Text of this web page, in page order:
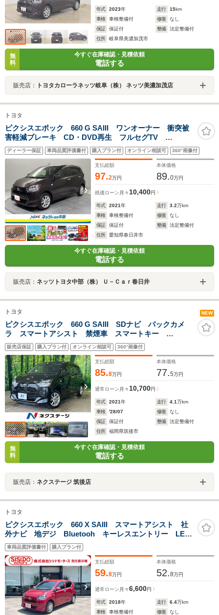
年式 2023年 走行 15km
車検
車検整備付 修復
なし
保証
保証付 整備
法定整備付
住所
岐阜県美濃加茂市
無
料
今すぐ在庫確認・見積依頼
電話する
販売店： トヨタカローラネッツ岐阜（株） ネッツ美濃加茂店
トヨタ
ピクシスエポック 660 G SAIII ワンオーナー 衝突被
害軽減ブレーキ CD・DVD再生 フルセグTV
Bluetooth ドライブレコーダー 純正アルミホイール
LEDヘッドライト スマートキー2個 ETC バックモニ
ター シートヒーター
ディーラー保証 車両品質評価書付 購入プラン付 オンライン相談可 360°画像付
支払総額
97.2万円
本体価格
89.0万円
残価ローン 月々 10,400円
年式 2021年 走行 3.2万km
車検
車検整備付 修復
なし
保証
保証付 整備
法定整備付
住所
愛知県春日井市
今すぐ在庫確認・見積依頼
電話する
販売店： ネッツトヨタ中部（株） Ｕ－Ｃａｒ春日井
トヨタ NEW
ピクシスエポック 660 G SAIII SDナビ バックカメ
ラ スマートアシスト 禁煙車 スマートキー
Bluetooth フルセグ シートヒーター コーナーセンサ
ー アイドリングストップ オートライト オートエア
コン 純正14インチAW
販売店保証 購入プラン付 オンライン相談可 360°画像付
支払総額
85.8万円
本体価格
77.5万円
通常ローン 月々 10,700円
年式 2021年 走行 4.1万km
車検
'28/07 修復
なし
保証
保証付 整備
法定整備付
住所
福岡県筑後市
無
料
今すぐ在庫確認・見積依頼
電話する
販売店： ネクステージ 筑後店
トヨタ
ピクシスエポック 660 X SAIII スマートアシスト 社
外ナビ 地デジ Bluetooh キーレスエントリー LED
ライト 格納ミラー 社外アルミ クリアランスソナ
ー レーンキープアシスト オートマチックハイビー
ム Wエアバック 禁煙車
車両品質評価書付 購入プラン付
支払総額
59.8万円
本体価格
52.8万円
通常ローン 月々6,600円
年式 2018年 走行 6.4万km
車検
車検整備付 修復
なし